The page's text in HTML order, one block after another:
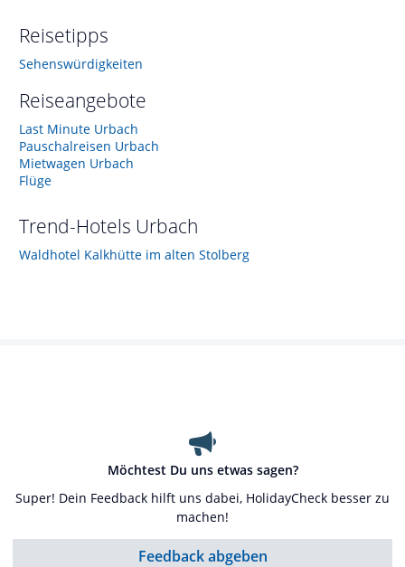
Reisetipps
Sehenswürdigkeiten
Reiseangebote
Last Minute Urbach
Pauschalreisen Urbach
Mietwagen Urbach
Flüge
Trend-Hotels Urbach
Waldhotel Kalkhütte im alten Stolberg
Möchtest Du uns etwas sagen?
Super! Dein Feedback hilft uns dabei, HolidayCheck besser zu
machen!
Feedback abgeben